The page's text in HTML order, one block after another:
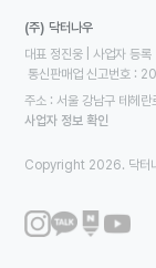
(주) 닥터나우
대표 정진웅 | 사업자
통신판매업 신고번호
주소 : 서울 강남구 테헤
사업자 정보 확인
Copyright 2026. 닥터